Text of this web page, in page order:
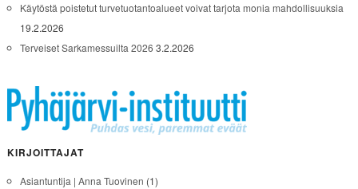
Käytöstä poistetut turvetuotantoalueet voivat tarjota monia mahdollisuuksia
19.2.2026
Terveiset Sarkamessuilta 2026 3.2.2026
KIRJOITTAJAT
Asiantuntija | Anna Tuovinen (1)